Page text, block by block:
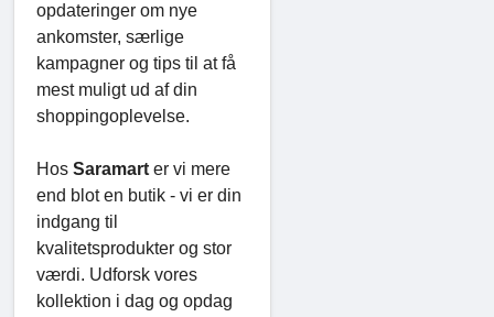
opdateringer om nye
ankomster, særlige
kampagner og tips til at få
mest muligt ud af din
shoppingoplevelse.
Hos Saramart er vi mere
end blot en butik - vi er din
indgang til
kvalitetsprodukter og stor
værdi. Udforsk vores
kollektion i dag og opdag